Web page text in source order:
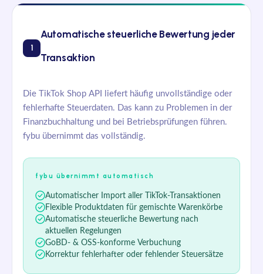
1
Automatische steuerliche Bewertung jeder
Transaktion
Die TikTok Shop API liefert häufig unvollständige oder
fehlerhafte Steuerdaten. Das kann zu Problemen in der
Finanzbuchhaltung und bei Betriebsprüfungen führen.
fybu übernimmt das vollständig.
fybu übernimmt automatisch
Automatischer Import aller TikTok-Transaktionen
Flexible Produktdaten für gemischte Warenkörbe
Automatische steuerliche Bewertung nach
aktuellen Regelungen
GoBD- & OSS-konforme Verbuchung
Korrektur fehlerhafter oder fehlender Steuersätze